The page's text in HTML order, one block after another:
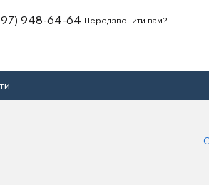
948-64-64 Передзвонити вам?